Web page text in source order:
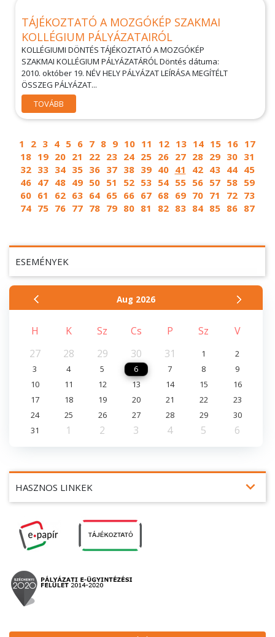
HASZNOS LINKEK expand_more
ESEMÉNYEK
Aug 2026
H K Sz Cs P Sz
V
27
28 29 30 31 1
2
3
4 5 6 7 8
9
10
11 12 13 14 15
16
17
18 19 20 21 22
23
24
25 26 27 28 29
30
31
1 2 3 4 5 6
TÁJÉKOZTATÓ A MOZGÓKÉP SZAKMAI
KOLLÉGIUM PÁLYÁZATAIRÓL
KOLLÉGIUMI DÖNTÉS TÁJÉKOZTATÓ A MOZGÓKÉP
SZAKMAI KOLLÉGIUM PÁLYÁZATÁRÓL Döntés dátuma:
2010. október 19. NÉV HELY PÁLYÁZAT LEÍRÁSA MEGÍTÉLT
ÖSSZEG PÁLYÁZAT...
TOVÁBB
1 2 3 4 5 6 7 8 9 10 11 12 13 14 15 16 17
18 19 20 21 22 23 24 25 26 27 28 29 30 31
32 33 34 35 36 37 38 39 40 41 42 43 44 45
46 47 48 49 50 51 52 53 54 55 56 57 58 59
60 61 62 63 64 65 66 67 68 69 70 71 72 73
74 75 76 77 78 79 80 81 82 83 84 85 86 87